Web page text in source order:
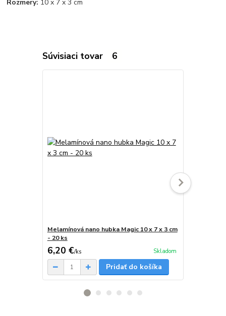
Rozmery: 10 x 7 x 3 cm
Súvisiaci tovar 6
Melamínová nano hubka Magic 10 x 7 x 3 cm
- 20 ks
6,20 €/ks Skladom
Pridať do košíka